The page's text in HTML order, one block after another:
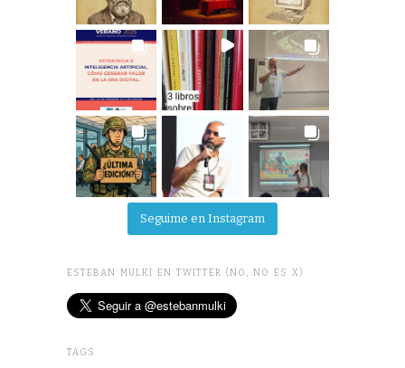
Seguime en Instagram
ESTEBAN MULKI EN TWITTER (NO, NO ES X)
TAGS